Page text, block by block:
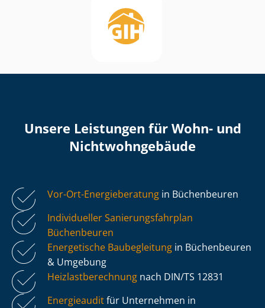
Unsere Leistungen für Wohn- und
Nicht­wohn­ge­bäu­de
Vor-Ort-Energieberatung in Büchenbeuren
Individueller Sa­nie­rungs­fahr­plan
Büchenbeuren
Energetische Baubegleitung in Büchenbeuren
& Umgebung
Heiz­last­be­rech­nung nach DIN/TS 12831
Energieauditfür Unternehmen in